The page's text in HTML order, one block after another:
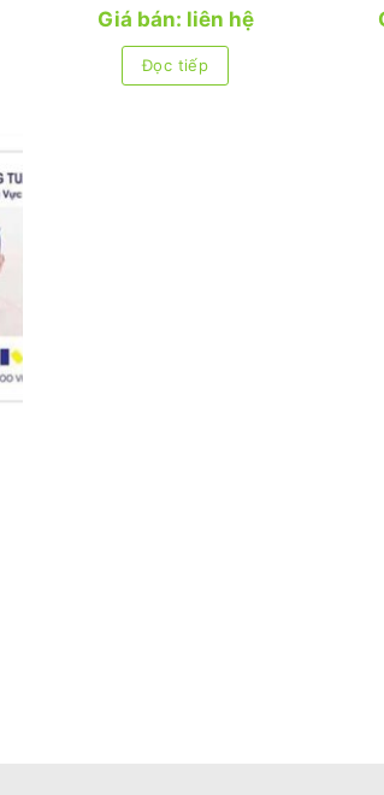
Giá bán: liên hệ
Đọc tiếp